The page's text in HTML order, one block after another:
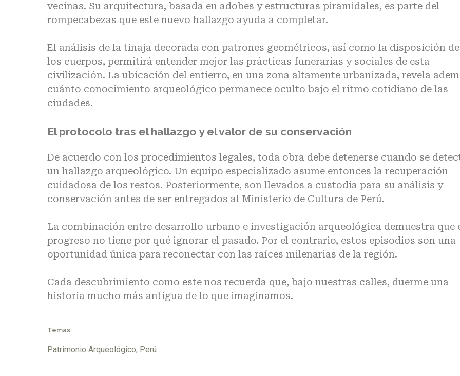
vecinas. Su arquitectura, basada en adobes y estructuras piramidales, es parte del
rompecabezas que este nuevo hallazgo ayuda a completar.
El análisis de la tinaja decorada con patrones geométricos, así como la disposición de
los cuerpos, permitirá entender mejor las prácticas funerarias y sociales de esta
civilización. La ubicación del entierro, en una zona altamente urbanizada, revela
cuánto conocimiento arqueológico permanece oculto bajo el ritmo cotidiano de las
ciudades.
El protocolo tras el hallazgo y el valor de su conservación
De acuerdo con los procedimientos legales, toda obra debe detenerse cuando se
un hallazgo arqueológico. Un equipo especializado asume entonces la recuperación
cuidadosa de los restos. Posteriormente, son llevados a custodia para su análisis y
conservación antes de ser entregados al Ministerio de Cultura de Perú.
La combinación entre desarrollo urbano e investigación arqueológica demuestra que
progreso no tiene por qué ignorar el pasado. Por el contrario, estos episodios son una
oportunidad única para reconectar con las raíces milenarias de la región.
Cada descubrimiento como este nos recuerda que, bajo nuestras calles, duerme una
historia mucho más antigua de lo que imaginamos.
Temas:
Patrimonio Arqueológico, Perú